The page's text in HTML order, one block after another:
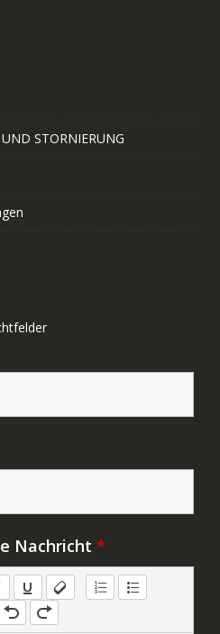
STORNIERUNG
Nachricht *